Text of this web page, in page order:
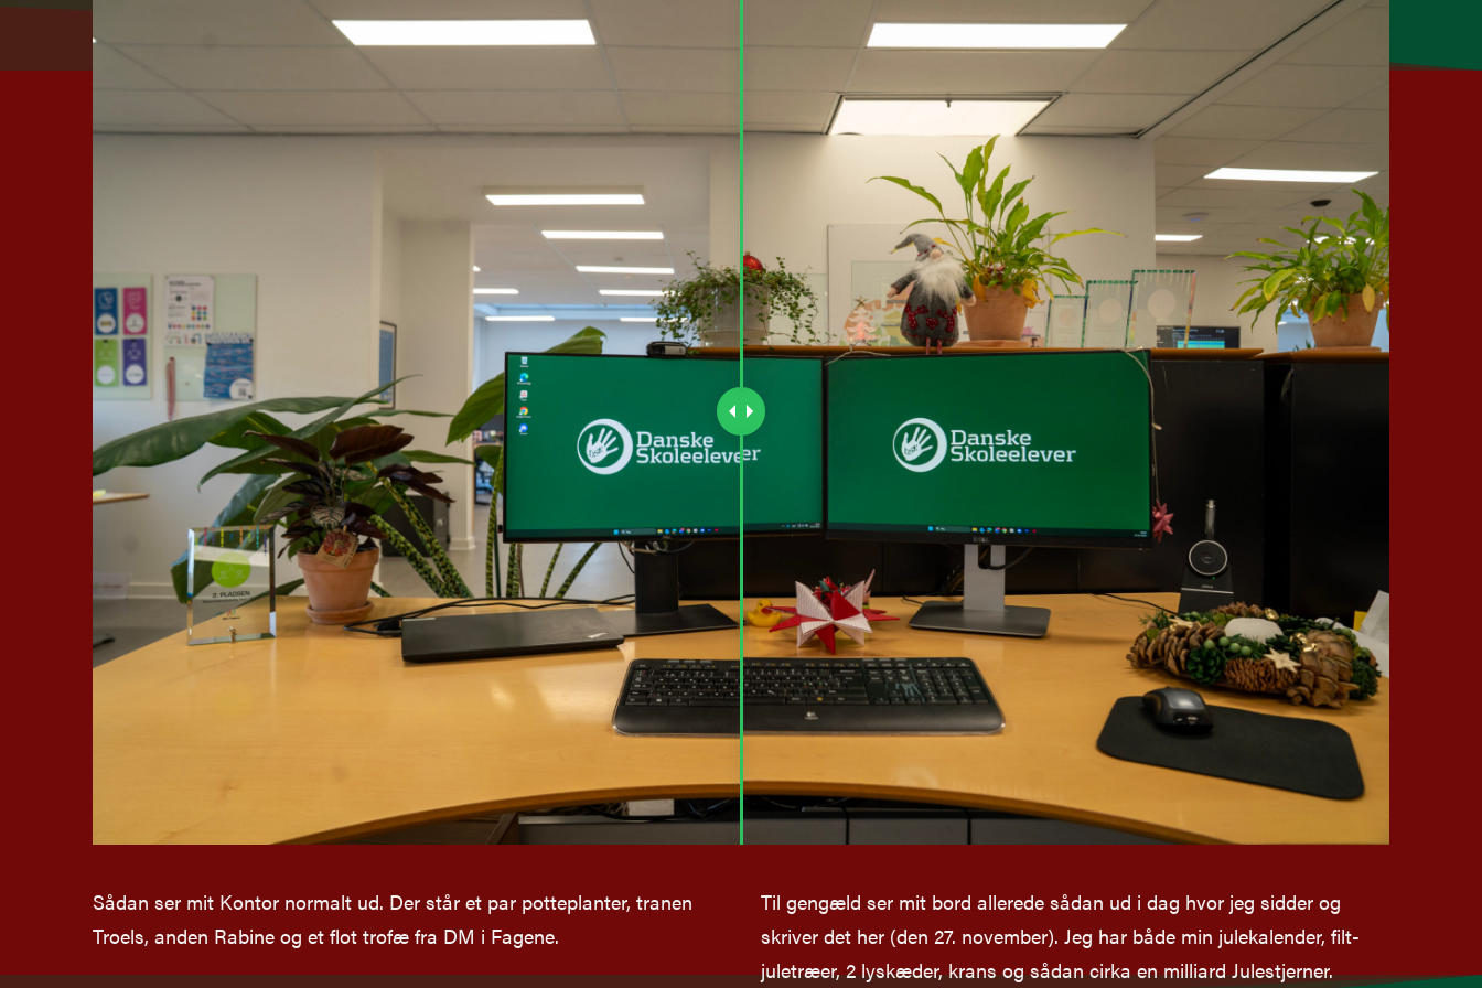
Sådan ser mit Kontor normalt ud. Der står et par potteplanter, tranen
Troels, anden Rabine og et flot trofæ fra DM i Fagene.
Til gengæld ser mit bord allerede sådan ud i dag hvor jeg sidder og
skriver det her (den 27. november). Jeg har både min julekalender, filt-
juletræer, 2 lyskæder, krans og sådan cirka en milliard Julestjerner.